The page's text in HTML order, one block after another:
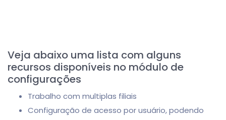
Veja abaixo uma lista com alguns
recursos disponíveis no módulo de
configurações
Trabalho com multiplas filiais
Configuração de acesso por usuário, podendo